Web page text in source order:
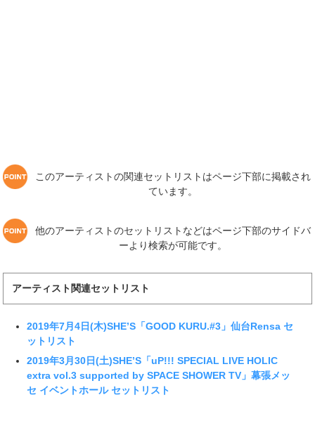
このアーティストの関連セットリストはページ下部に掲載され
ています。
他のアーティストのセットリストなどはページ下部のサイドバ
ーより検索が可能です。
アーティスト関連セットリスト
2019年7月4日(木)SHE’S「GOOD KURU.#3」仙台Rensa セ
ットリスト
2019年3月30日(土)SHE’S「uP!!! SPECIAL LIVE HOLIC
extra vol.3 supported by SPACE SHOWER TV」幕張メッ
セ イベントホール セットリスト